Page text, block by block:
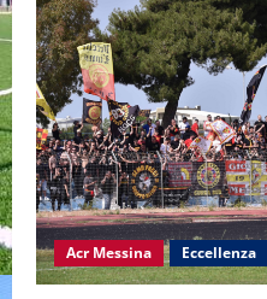
Acr Messina Eccellenza